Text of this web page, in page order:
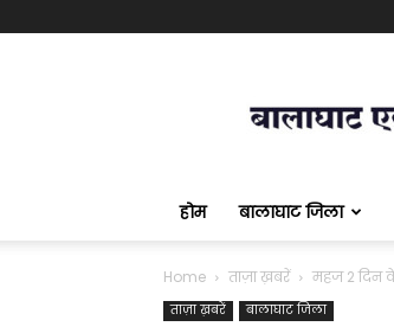
होम बालाघाट जिला
Home ताज़ा ख़बरें महज 2 दिन
ताज़ा ख़बरें बालाघाट जिला